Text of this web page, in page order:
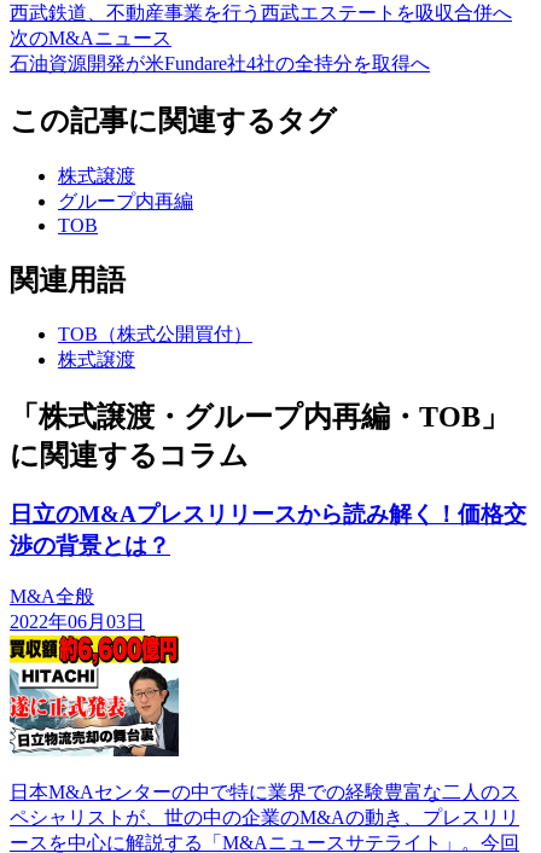
西武鉄道、不動産事業を行う西武エステートを吸収合併へ
次のM&Aニュース
石油資源開発が米Fundare社4社の全持分を取得へ
この記事に関連するタグ
株式譲渡
グループ内再編
TOB
関連用語
TOB（株式公開買付）
株式譲渡
「株式譲渡・グループ内再編・TOB」
に関連するコラム
日立のM&Aプレスリリースから読み解く！価格交
渉の背景とは？
M&A全般
2022年06月03日
日本M&Aセンターの中で特に業界での経験豊富な二人のス
ペシャリストが、世の中の企業のM&Aの動き、プレスリリ
ースを中心に解説する「M&Aニュースサテライト」。今回